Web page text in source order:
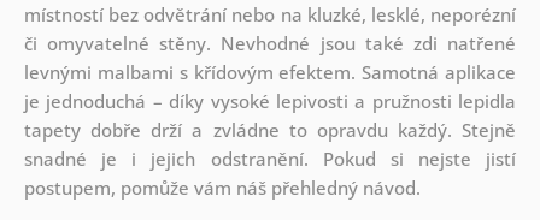
místností bez odvětrání nebo na kluzké, lesklé, neporézní
či omyvatelné stěny. Nevhodné jsou také zdi natřené
levnými malbami s křídovým efektem. Samotná aplikace
je jednoduchá – díky vysoké lepivosti a pružnosti lepidla
tapety dobře drží a zvládne to opravdu každý. Stejně
snadné je i jejich odstranění. Pokud si nejste jistí
postupem, pomůže vám náš přehledný návod.